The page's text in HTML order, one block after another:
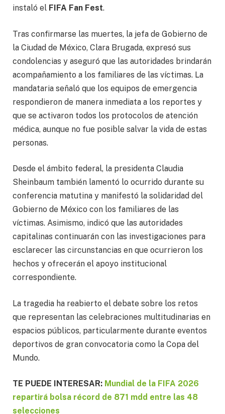
instaló el FIFA Fan Fest.
Tras confirmarse las muertes, la jefa de Gobierno de
la Ciudad de México, Clara Brugada, expresó sus
condolencias y aseguró que las autoridades brindarán
acompañamiento a los familiares de las víctimas. La
mandataria señaló que los equipos de emergencia
respondieron de manera inmediata a los reportes y
que se activaron todos los protocolos de atención
médica, aunque no fue posible salvar la vida de estas
personas.
Desde el ámbito federal, la presidenta Claudia
Sheinbaum también lamentó lo ocurrido durante su
conferencia matutina y manifestó la solidaridad del
Gobierno de México con los familiares de las
víctimas. Asimismo, indicó que las autoridades
capitalinas continuarán con las investigaciones para
esclarecer las circunstancias en que ocurrieron los
hechos y ofrecerán el apoyo institucional
correspondiente.
La tragedia ha reabierto el debate sobre los retos
que representan las celebraciones multitudinarias en
espacios públicos, particularmente durante eventos
deportivos de gran convocatoria como la Copa del
Mundo.
TE PUEDE INTERESAR: Mundial de la FIFA 2026
repartirá bolsa récord de 871 mdd entre las 48
selecciones